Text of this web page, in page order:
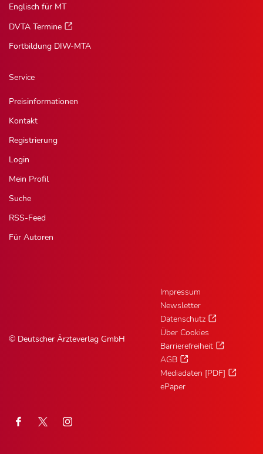
Englisch für MT
DVTA Termine
Fortbildung DIW-MTA
Service
Preisinformationen
Kontakt
Registrierung
Login
Mein Profil
Suche
RSS-Feed
Für Autoren
© Deutscher Ärzteverlag GmbH
Impressum
Newsletter
Datenschutz
Über Cookies
Barrierefreiheit
AGB
Mediadaten [PDF]
ePaper